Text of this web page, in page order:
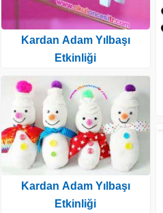
Kardan Adam Yılbaşı
Etkinliği
Kardan Adam Yılbaşı
Etkinliği